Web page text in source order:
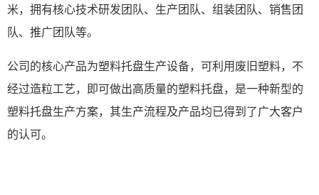
米，拥有核心技术研发团队、生产团队、组装团队、销售团
队、推广团队等。
公司的核心产品为塑料托盘生产设备，可利用废旧塑料，不
经过造粒工艺，即可做出高质量的塑料托盘，是一种新型的
塑料托盘生产方案，其生产流程及产品均已得到了广大客户
的认可。